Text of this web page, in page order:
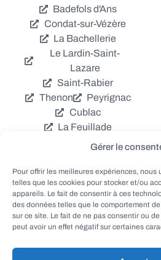
Gérer le
Pour offrir les meilleures expériences,
telles que les cookies pour stocker et/ou
appareils. Le fait de consentir à ces
des données telles que le comportement
sur ce site. Le fait de ne pas consentir ou
peut avoir un effet négatif sur certaines
Badefols d'Ans
Condat-sur-Vézère
La Bachellerie
Le Lardin-Saint-
Lazare
Saint-Rabier
Thenon
Peyrignac
Cublac
La Feuillade
Chavagnac
Coly
Grèzes
Aubas
Villac
Azerat
Ladornac
Tourtoirac